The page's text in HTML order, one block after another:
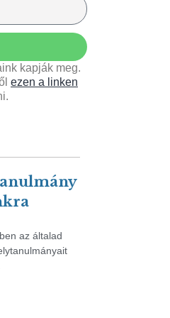
kapják meg.
ezen a linken
az általad